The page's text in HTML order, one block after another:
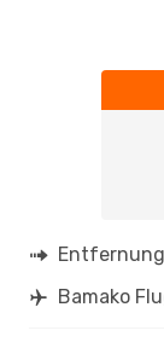
Bamako